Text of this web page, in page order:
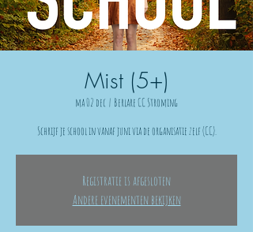
Mist (5+)
ma 02 dec
  |
Berlare CC Stroming
Schrijf je school in vanaf juni via de organisatie zelf (CC).
Registratie is afgesloten
Andere evenementen bekijken